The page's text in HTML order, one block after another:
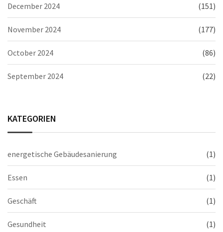
December 2024 (151)
November 2024 (177)
October 2024 (86)
September 2024 (22)
KATEGORIEN
energetische Gebäudesanierung (1)
Essen (1)
Geschäft (1)
Gesundheit (1)